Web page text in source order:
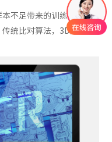
不足带来的训练难问题
统比对算法，3D点云等